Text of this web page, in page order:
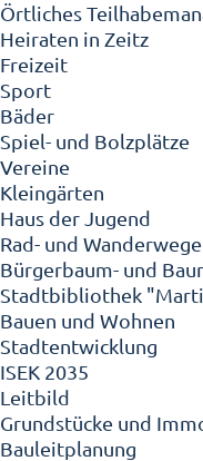
Örtliches
Heiraten in Zeitz
Freizeit
Sport
Bäder
Spiel- und Bolzplätze
Vereine
Kleingärten
Haus der Jugend
Rad- und Wanderwege
Bürgerbaum- und
Stadtbibliothek
Bauen und Wohnen
Stadtentwicklung
ISEK 2035
Leitbild
Grundstücke und
Bauleitplanung